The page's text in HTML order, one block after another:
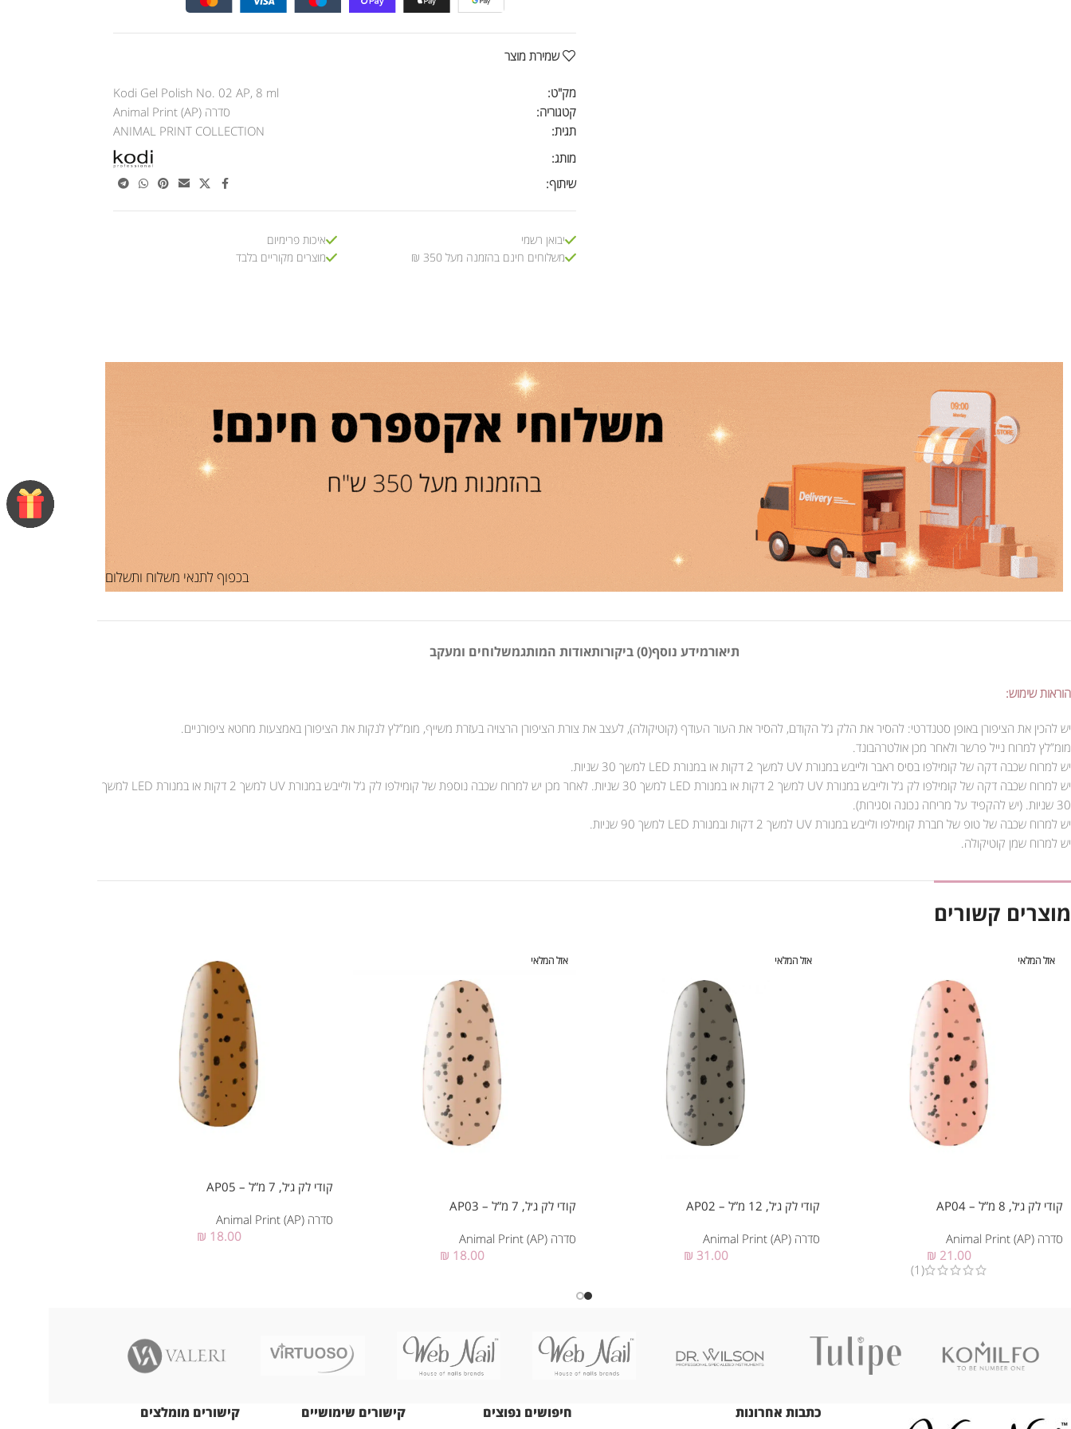
שמירת מוצר
מק"ט:
Kodi Gel Polish No. 02 AP, 8 ml
קטגוריה:
סדרה Animal Print (AP)
תגית:
ANIMAL PRINT COLLECTION
מותג:
שיתוף:
יבואן רשמי
משלוחים חינם בהזמנה מעל 350 ₪
איכות פרימיום
מוצרים מקוריים בלבד
בכפוף לתנאי משלוח ותשלום
תיאורמידע נוסף(0) ביקורות אודות המותגמשלוחים ומעקב
הוראות שימוש:
יש להכין את הציפורן באופן סטנדרטי: להסיר את הלק ג’ל הקודם, להסיר את העור העודף (קוטיקולה), לעצב את צורת הציפורן הרצויה בעזרת משייף, מומ”לץ לנקות את הציפורן באמצעות מחטא ציפורניים.
מומ”לץ למרוח נייל פרשר ולאחר מכן אולטרהבונד.
יש למרוח שכבה דקה של קומילפו בסיס ראבר ולייבש במנורת UV למשך 2 דקות או במנורת LED למשך 30 שניות.
יש למרוח שכבה דקה של קומילפו לק ג’ל ולייבש במנורת UV למשך 2 דקות או במנורת LED למשך 30 שניות. לאחר מכן יש למרוח שכבה נוספת של קומילפו לק ג’ל ולייבש במנורת UV למשך 2 דקות או במנורת LED למשך
30 שניות. (יש להקפיד על מריחה נכונה וסגירות).
יש למרוח שכבה של טופ של חברת קומילפו ולייבש במנורת UV למשך 2 דקות ובמנורת LED למשך 90 שניות.
יש למרוח שמן קוטיקולה.
מוצרים קשורים
אזל המלאי
קודי לק ג׳ל, 8 מ”ל – AP04
סדרה Animal Print (AP)
₪ 21.00
(1)
אזל המלאי
קודי לק ג׳ל, 12 מ”ל – AP02
סדרה Animal Print (AP)
₪ 31.00
אזל המלאי
קודי לק ג׳ל, 7 מ”ל – AP03
סדרה Animal Print (AP)
₪ 18.00
קודי לק ג׳ל, 7 מ”ל – AP05
סדרה Animal Print (AP)
₪ 18.00
כתבות אחרונות חיפושים נפוצים קישורים שימושיים קישורים מומלצים